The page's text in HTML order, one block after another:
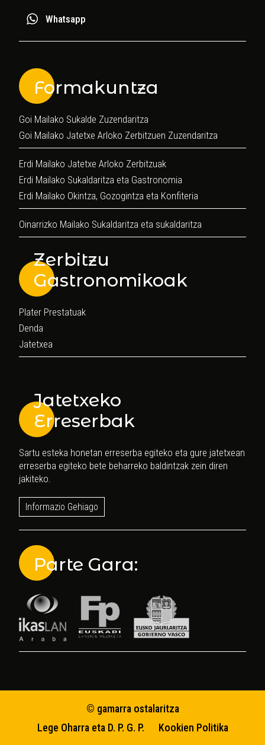
Whatsapp
Formakuntza
Goi Mailako Sukalde Zuzendaritza
Goi Mailako Jatetxe Arloko Zerbitzuen Zuzendaritza
Erdi Mailako Jatetxe Arloko Zerbitzuak
Erdi Mailako Sukaldaritza eta Gastronomia
Erdi Mailako Okintza, Gozogintza eta Konfiteria
Oinarrizko Mailako Sukaldaritza eta sukaldaritza
Zerbitzu
Gastronomikoak
Plater Prestatuak
Denda
Jatetxea
Jatetxeko
Erreserbak
Sartu esteka honetan erreserba egiteko eta gure jatetxean
erreserba egiteko bete beharreko baldintzak zein diren
jakiteko.
Informazio Gehiago
Parte Gara:
© gamarra ostalaritza
Lege Oharra eta D. P. G. P.
Kookien Politika